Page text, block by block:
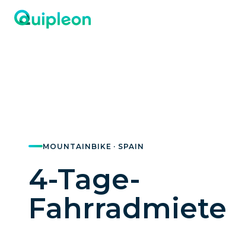
MOUNTAINBIKE · SPAIN
4-Tage-
Fahrradmiete